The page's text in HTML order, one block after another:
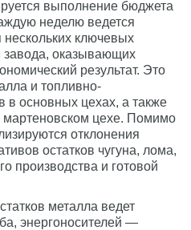
выполнение бюджета
неделю ведется
ключевых
завода, оказывающих
результат. Это
и топливно-
в основных цехах, а также
цехе. Помимо
отклонения
остатков чугуна, лома,
производства и готовой
металла ведет
энергоносителей —